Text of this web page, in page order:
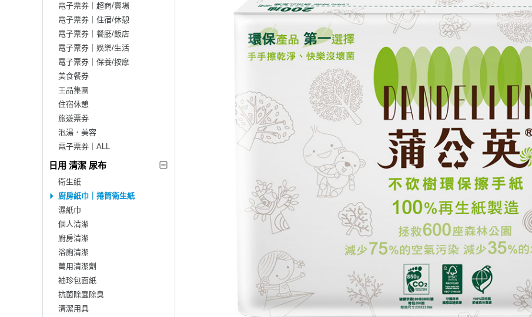
電子票券｜超商/賣場
電子票券｜住宿/休憩
電子票券｜餐廳/飯店
電子票券｜娛樂/生活
電子票券｜保養/按摩
美食餐券
王品集團
住宿休憩
旅遊票券
泡湯．美容
電子票券｜ALL
日用 清潔 尿布
衛生紙
廚房紙巾｜捲筒衛生紙
濕紙巾
個人清潔
廚房清潔
浴廁清潔
萬用清潔劑
袖珍包面紙
抗菌除蟲除臭
清潔用具